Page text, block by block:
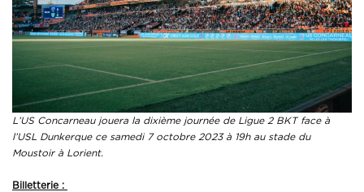
L’US Concarneau jouera la dixième journée de Ligue 2 BKT face à
l’USL Dunkerque ce samedi 7 octobre 2023 à 19h au stade du
Moustoir à Lorient.
Billetterie :